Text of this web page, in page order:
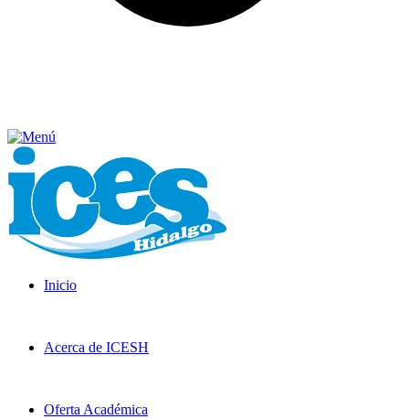
Inicio
Acerca de ICESH
Oferta Académica